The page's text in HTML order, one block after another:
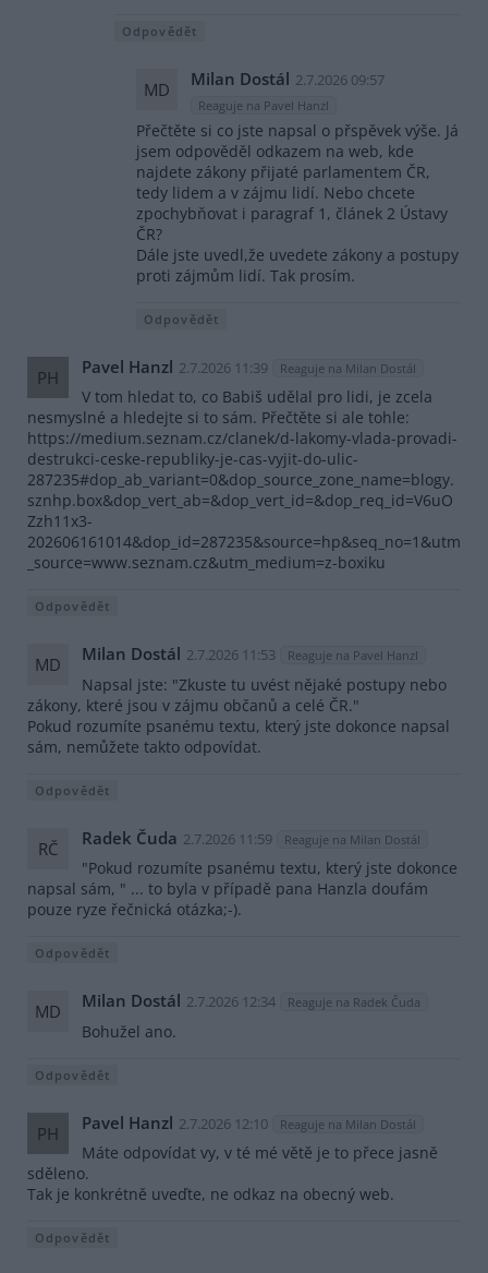
Odpovědět
MD Milan Dostál 2.7.2026 09:57
Reaguje na Pavel Hanzl
Přečtěte si co jste napsal o přspěvek výše. Já
jsem odpověděl odkazem na web, kde
najdete zákony přijaté parlamentem ČR,
tedy lidem a v zájmu lidí. Nebo chcete
zpochybňovat i paragraf 1, článek 2 Ústavy
ČR?
Dále jste uvedl,že uvedete zákony a postupy
proti zájmům lidí. Tak prosím.
Odpovědět
PH Pavel Hanzl 2.7.2026 11:39 Reaguje na Milan Dostál
V tom hledat to, co Babiš udělal pro lidi, je zcela
nesmyslné a hledejte si to sám. Přečtěte si ale tohle:
https://medium.seznam.cz/clanek/d-lakomy-vlada-provadi-
destrukci-ceske-republiky-je-cas-vyjit-do-ulic-
287235#dop_ab_variant=0&dop_source_zone_name=blogy.
sznhp.box&dop_vert_ab=&dop_vert_id=&dop_req_id=V6uO
Zzh11x3-
202606161014&dop_id=287235&source=hp&seq_no=1&utm
_source=www.seznam.cz&utm_medium=z-boxiku
Odpovědět
MD Milan Dostál 2.7.2026 11:53 Reaguje na Pavel Hanzl
Napsal jste: "Zkuste tu uvést nějaké postupy nebo
zákony, které jsou v zájmu občanů a celé ČR."
Pokud rozumíte psanému textu, který jste dokonce napsal
sám, nemůžete takto odpovídat.
Odpovědět
RČ Radek Čuda 2.7.2026 11:59 Reaguje na Milan Dostál
"Pokud rozumíte psanému textu, který jste dokonce
napsal sám, " ... to byla v případě pana Hanzla doufám
pouze ryze řečnická otázka;-).
Odpovědět
MD Milan Dostál 2.7.2026 12:34 Reaguje na Radek Čuda
Bohužel ano.
Odpovědět
PH Pavel Hanzl 2.7.2026 12:10 Reaguje na Milan Dostál
Máte odpovídat vy, v té mé větě je to přece jasně
sděleno.
Tak je konkrétně uveďte, ne odkaz na obecný web.
Odpovědět